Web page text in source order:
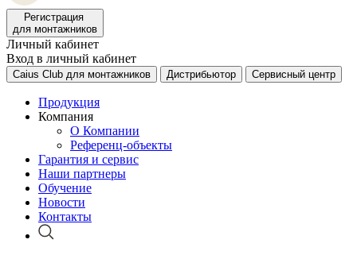
Регистрация
для монтажников
Личный кабинет
Вход в личный кабинет
Caius Club для монтажников Дистрибьютор Сервисный центр
Продукция
Компания
О Компании
Референц-объекты
Гарантия и сервис
Наши партнеры
Обучение
Новости
Контакты